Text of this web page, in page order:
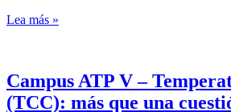
Lea más »
Campus ATP V –
(TCC): más que una